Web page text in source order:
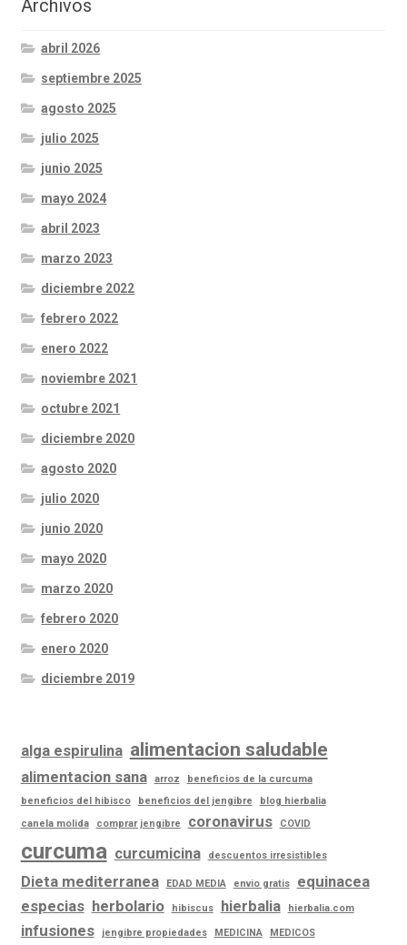
Archivos
abril 2026
septiembre 2025
agosto 2025
julio 2025
junio 2025
mayo 2024
abril 2023
marzo 2023
diciembre 2022
febrero 2022
enero 2022
noviembre 2021
octubre 2021
diciembre 2020
agosto 2020
julio 2020
junio 2020
mayo 2020
marzo 2020
febrero 2020
enero 2020
diciembre 2019
alga espirulina alimentacion saludable
alimentacion sana arroz
beneficios de la curcuma
beneficios del hibisco
beneficios del jengibre
blog hierbalia
canela molida
comprar jengibre coronavirus COVID
curcuma curcumicina descuentos irresistibles
Dieta mediterranea EDAD MEDIA envio gratis
equinacea
especias herbolario hibiscus hierbalia hierbalia.com
infusiones jengibre propiedades MEDICINA MEDICOS